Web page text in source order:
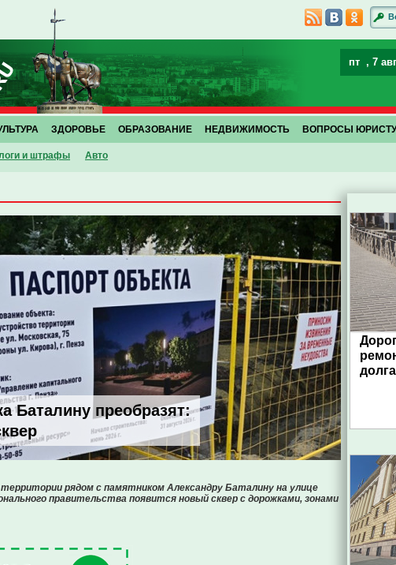
пт , 7
и штрафы Авто
ЗДОРОВЬЕ ОБРАЗОВАНИЕ НЕДВИЖИМОСТЬ ВОПРОСЫ ЮРИСТУ
Баталину преобразят:
рядом с памятником Александру Баталину на улице
правительства появится новый сквер с дорожками, зонами